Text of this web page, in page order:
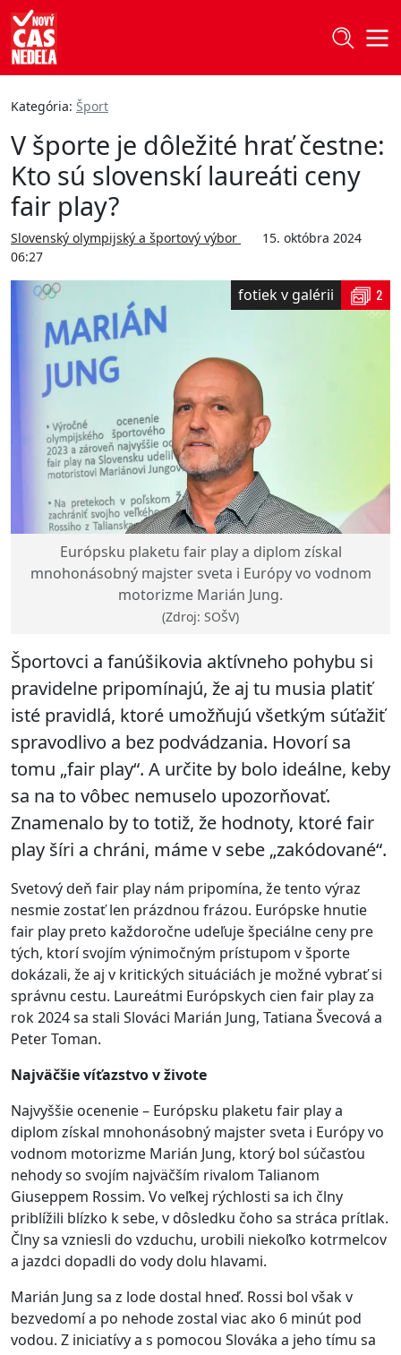
Kategória: Šport
V športe je dôležité hrať čestne:
Kto sú slovenskí laureáti ceny
fair play?
Slovenský olympijský a športový výbor
15. októbra 2024
06:27
fotiek v galérii 2
Európsku plaketu fair play a diplom získal
mnohonásobný majster sveta i Európy vo vodnom
motorizme Marián Jung.
(Zdroj: SOŠV)
Športovci a fanúšikovia aktívneho pohybu si
pravidelne pripomínajú, že aj tu musia platiť
isté pravidlá, ktoré umožňujú všetkým súťažiť
spravodlivo a bez podvádzania. Hovorí sa
tomu „fair play“. A určite by bolo ideálne, keby
sa na to vôbec nemuselo upozorňovať.
Znamenalo by to totiž, že hodnoty, ktoré fair
play šíri a chráni, máme v sebe „zakódované“.
Svetový deň fair play nám pripomína, že tento výraz
nesmie zostať len prázdnou frázou. Európske hnutie
fair play preto každoročne udeľuje špeciálne ceny pre
tých, ktorí svojím výnimočným prístupom v športe
dokázali, že aj v kritických situáciách je možné vybrať si
správnu cestu. Laureátmi Európskych cien fair play za
rok 2024 sa stali Slováci Marián Jung, Tatiana Švecová a
Peter Toman.
Najväčšie víťazstvo v živote
Najvyššie ocenenie – Európsku plaketu fair play a
diplom získal mnohonásobný majster sveta i Európy vo
vodnom motorizme Marián Jung, ktorý bol súčasťou
nehody so svojím najväčším rivalom Talianom
Giuseppem Rossim. Vo veľkej rýchlosti sa ich člny
priblížili blízko k sebe, v dôsledku čoho sa stráca prítlak.
Člny sa vzniesli do vzduchu, urobili niekoľko kotrmelcov
a jazdci dopadli do vody dolu hlavami.
Marián Jung sa z lode dostal hneď. Rossi bol však v
bezvedomí a po nehode zostal viac ako 6 minút pod
vodou. Z iniciatívy a s pomocou Slováka a jeho tímu sa